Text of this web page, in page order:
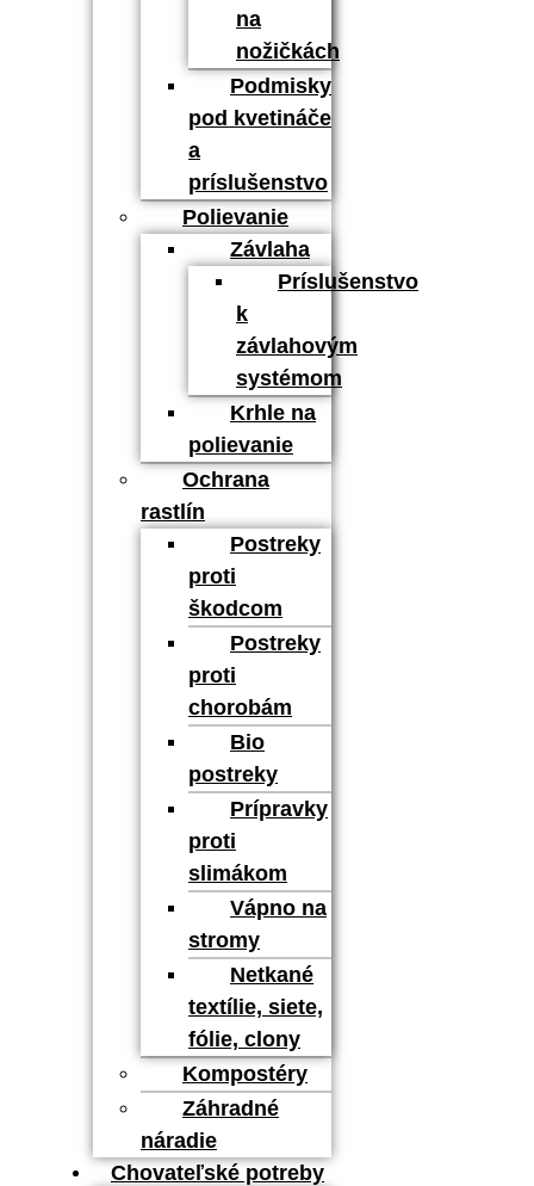
na
nožičkách
Podmisky
pod kvetináče
a
príslušenstvo
Polievanie
Závlaha
Príslušenstvo
k
závlahovým
systémom
Krhle na
polievanie
Ochrana
rastlín
Postreky
proti
škodcom
Postreky
proti
chorobám
Bio
postreky
Prípravky
proti
slimákom
Vápno na
stromy
Netkané
textílie, siete,
fólie, clony
Kompostéry
Záhradné
náradie
Chovateľské potreby